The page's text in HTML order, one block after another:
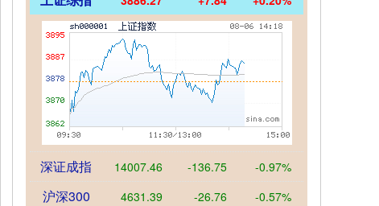
深证成指 14007.46 -136.75 -0.97%
沪深300 4631.39 -26.76 -0.57%